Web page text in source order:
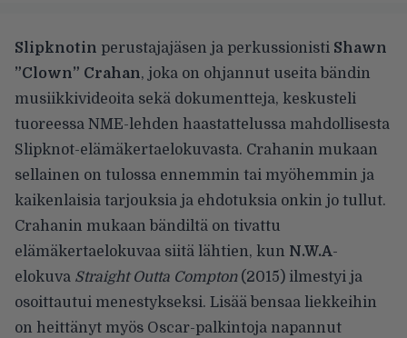
Slipknotin perustajajäsen ja perkussionisti Shawn
”Clown” Crahan, joka on ohjannut useita bändin
musiikkivideoita sekä dokumentteja, keskusteli
tuoreessa NME-lehden haastattelussa mahdollisesta
Slipknot-elämäkertaelokuvasta. Crahanin mukaan
sellainen on tulossa ennemmin tai myöhemmin ja
kaikenlaisia tarjouksia ja ehdotuksia onkin jo tullut.
Crahanin mukaan bändiltä on tivattu
elämäkertaelokuvaa siitä lähtien, kun N.W.A-
elokuva Straight Outta Compton(2015) ilmestyi ja
osoittautui menestykseksi. Lisää bensaa liekkeihin
on heittänyt myös Oscar-palkintoja napannut